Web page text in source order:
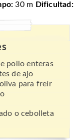
30 m Dificultad:
pollo enteras
de ajo
para freír
o cebolleta